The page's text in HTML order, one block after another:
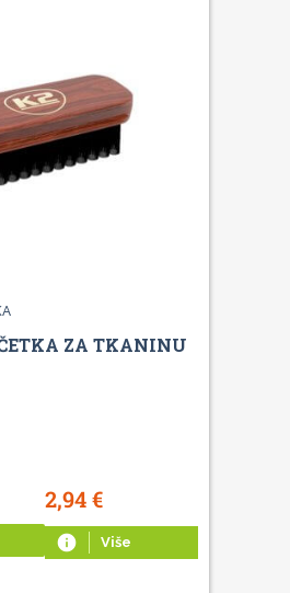
ZA TKANINU
2,94€
info Više